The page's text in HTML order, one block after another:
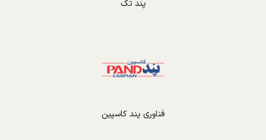
پند تک
فناوری پند کاسپین